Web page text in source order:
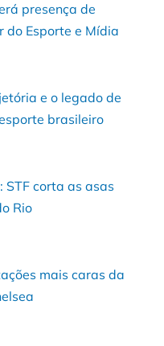
presença de
do Esporte e Mídia
e o legado de
brasileiro
STF corta as asas
Rio
mais caras da